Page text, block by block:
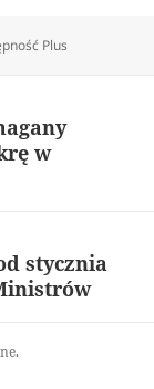
Plus
w
stycznia